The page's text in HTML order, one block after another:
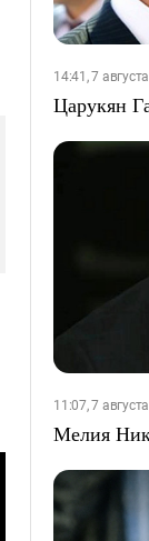
14:41, 7
Царукян
11:07, 7
Мелия